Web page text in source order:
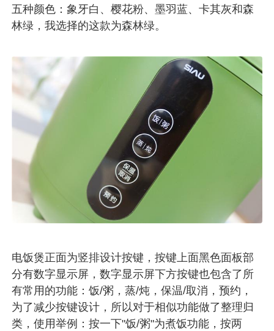
五种颜色：象牙白、樱花粉、墨羽蓝、卡其灰和森
林绿，我选择的这款为森林绿。
电饭煲正面为竖排设计按键，按键上面黑色面板部
分有数字显示屏，数字显示屏下方按键也包含了所
有常用的功能：饭/粥，蒸/炖，保温/取消，预约，
为了减少按键设计，所以对于相似功能做了整理归
类，使用举例：按一下"饭/粥"为煮饭功能，按两